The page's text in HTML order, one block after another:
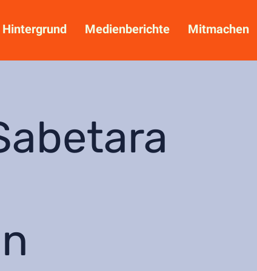
Hintergrund Medienberichte Mitmachen